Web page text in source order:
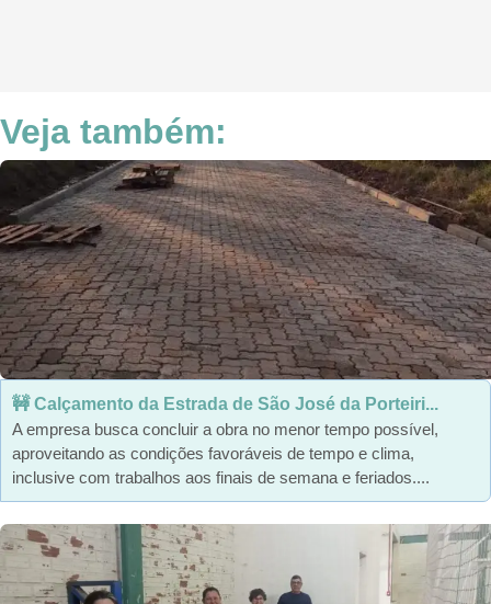
Veja também:
🚧 Calçamento da Estrada de São José da Porteiri...
A empresa busca concluir a obra no menor tempo possível,
aproveitando as condições favoráveis de tempo e clima,
inclusive com trabalhos aos finais de semana e feriados....